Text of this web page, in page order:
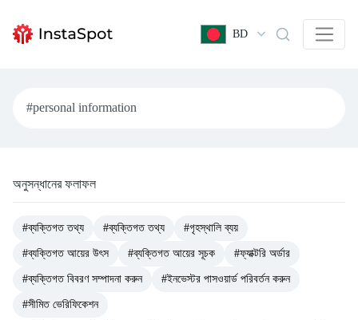
BD
অনুসন্ধানের ফলাফল
#ব্যক্তিগত তথ্য #ব্যক্তিগত তথ্য #গৃহস্থালি ব্যয়
#ব্যক্তিগত আয়ের উৎস #ব্যক্তিগত আয়ের সূচক #ফ্যাক্টরি অর্ডার
#ব্যক্তিগত বিবরণ সম্পাদনা করুন #ইনভেস্টর পাসওয়ার্ড পরিবর্তন করুন
#সীমিত ভেরিফিকেশন